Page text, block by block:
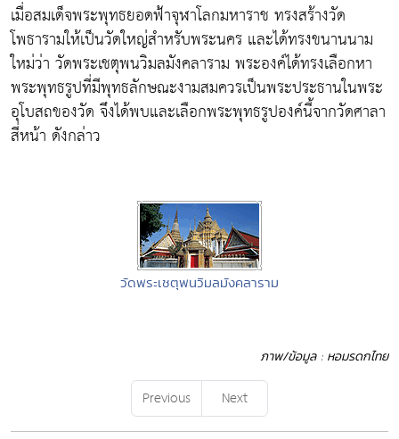
เมื่อสมเด็จพระพุทธยอดฟ้าจุฬาโลกมหาราช ทรงสร้างวัด
โพธารามให้เป็นวัดใหญ่สำหรับพระนคร และได้ทรงขนานนาม
ใหม่ว่า วัดพระเชตุพนวิมลมังคลาราม พระองค์ได้ทรงเลือกหา
พระพุทธรูปที่มีพุทธลักษณะงามสมควรเป็นพระประธานในพระ
อุโบสถของวัด จึงได้พบและเลือกพระพุทธรูปองค์นี้จากวัดศาลา
สี่หน้า ดังกล่าว
วัดพระเชตุพนวิมลมังคลาราม
ภาพ/ข้อมูล : หอมรดกไทย
Previous Next